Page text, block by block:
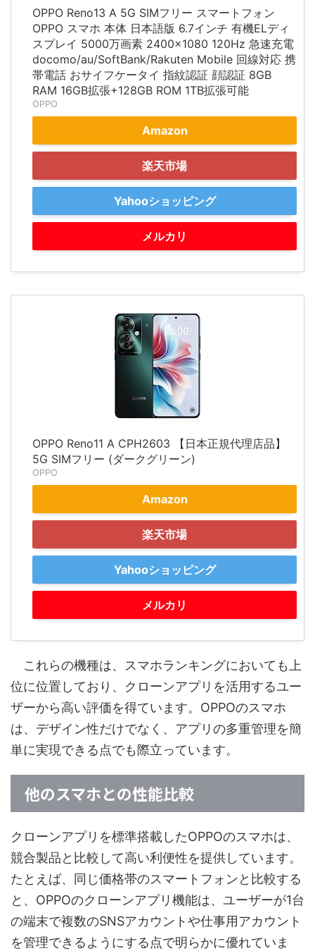
OPPO Reno13 A 5G SIMフリー スマートフォン
OPPO スマホ 本体 日本語版 6.7インチ 有機ELディ
スプレイ 5000万画素 2400×1080 120Hz 急速充電
docomo/au/SoftBank/Rakuten Mobile 回線対応 携
帯電話 おサイフケータイ 指紋認証 顔認証 8GB
RAM 16GB拡張+128GB ROM 1TB拡張可能
OPPO
Amazon
楽天市場
Yahooショッピング
メルカリ
OPPO Reno11 A CPH2603 【日本正規代理店品】
5G SIMフリー (ダークグリーン)
OPPO
Amazon
楽天市場
Yahooショッピング
メルカリ
これらの機種は、スマホランキングにおいても上
位に位置しており、クローンアプリを活用するユー
ザーから高い評価を得ています。OPPOのスマホ
は、デザイン性だけでなく、アプリの多重管理を簡
単に実現できる点でも際立っています。
他のスマホとの性能比較
クローンアプリを標準搭載したOPPOのスマホは、
競合製品と比較して高い利便性を提供しています。
たとえば、同じ価格帯のスマートフォンと比較する
と、OPPOのクローンアプリ機能は、ユーザーが1台
の端末で複数のSNSアカウントや仕事用アカウント
を管理できるようにする点で明らかに優れていま